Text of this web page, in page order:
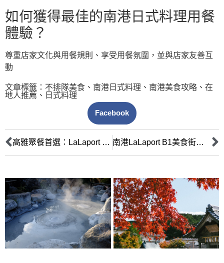
如何獲得最佳的南港日式料理用餐
體驗？
尊重店家文化與用餐規則、享受用餐氛圍，並與店家友善互
動
文章標籤： 不排隊美食 、 南港日式料理 、 南港美食攻略 、 在
地人推薦 、 日式料理
Facebook
高雅聚餐首選：LaLaport 黑毛屋日本和牛鍋物極致饗宴 南港LaLaport B1美食街平價速食攻略：上班族、學生族省時省錢吃飽飽！